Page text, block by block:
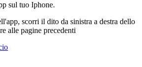
sul tuo Iphone.
scorri il dito da sinistra a destra dello
alle pagine precedenti